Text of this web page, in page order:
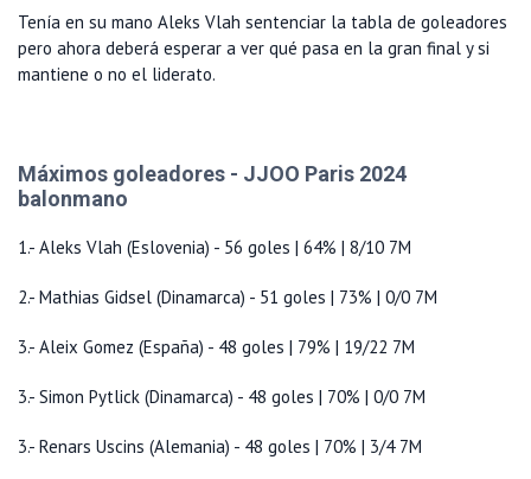
Tenía en su mano Aleks Vlah sentenciar la tabla de goleadores
pero ahora deberá esperar a ver qué pasa en la gran final y si
mantiene o no el liderato.
Máximos goleadores - JJOO Paris 2024
balonmano
1.- Aleks Vlah (Eslovenia) - 56 goles | 64% | 8/10 7M
2.- Mathias Gidsel (Dinamarca) - 51 goles | 73% | 0/0 7M
3.- Aleix Gomez (España) - 48 goles | 79% | 19/22 7M
3.- Simon Pytlick (Dinamarca) - 48 goles | 70% | 0/0 7M
3.- Renars Uscins (Alemania) - 48 goles | 70% | 3/4 7M